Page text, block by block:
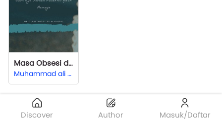
Discover Author Masuk/Daftar
Masa Obsesi dan Labilnya Sebuah Karakter Anak Remaja
Muhammad ali sidik